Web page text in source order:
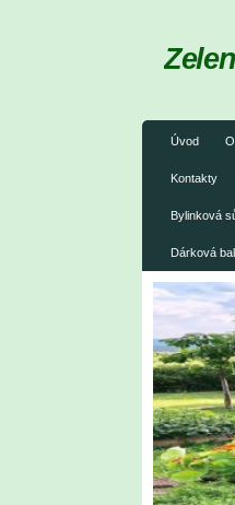
Úvod
Kontakty
Bylinková
Dárková